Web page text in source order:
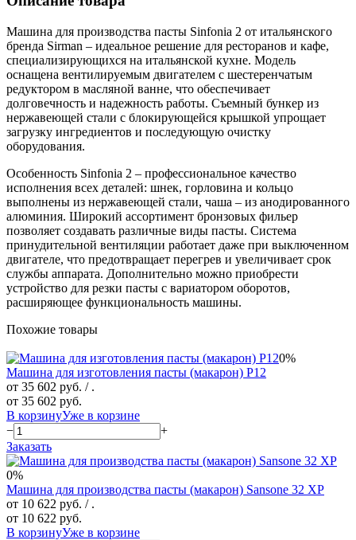
Машина для производства пасты Sinfonia 2 от итальянского
бренда Sirman – идеальное решение для ресторанов и кафе,
специализирующихся на итальянской кухне. Модель
оснащена вентилируемым двигателем с шестеренчатым
редуктором в масляной ванне, что обеспечивает
долговечность и надежность работы. Съемный бункер из
нержавеющей стали с блокирующейся крышкой упрощает
загрузку ингредиентов и последующую очистку
оборудования.
Особенность Sinfonia 2 – профессиональное качество
исполнения всех деталей: шнек, горловина и кольцо
выполнены из нержавеющей стали, чаша – из анодированного
алюминия. Широкий ассортимент бронзовых фильер
позволяет создавать различные виды пасты. Система
принудительной вентиляции работает даже при выключенном
двигателе, что предотвращает перегрев и увеличивает срок
службы аппарата. Дополнительно можно приобрести
устройство для резки пасты с вариатором оборотов,
расширяющее функциональность машины.
Похожие товары
0%
Машина для изготовления пасты (макарон) P12
от 35 602 руб. / .
от 35 602 руб.
В корзинуУже в корзине
−
+
Заказать
0%
Машина для производства пасты (макарон) Sansone 32 XP
от 10 622 руб. / .
от 10 622 руб.
В корзинуУже в корзине